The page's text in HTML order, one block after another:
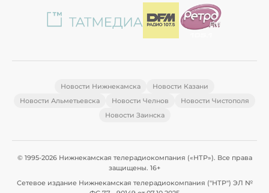
Новости Нижнекамска
Новости Казани
Новости Альметьевска
Новости Челнов
Новости Чистополя
Новости Заинска
© 1995-2026 Нижнекамская телерадиокомпания («НТР»). Все права
защищены. 16+
Сетевое издание Нижнекамская телерадиокомпания ("НТР") ЭЛ №